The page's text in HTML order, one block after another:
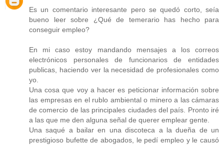
Es un comentario interesante pero se quedó corto, seía
bueno leer sobre ¿Qué de temerario has hecho para
conseguir empleo?
En mi caso estoy mandando mensajes a los correos
electrónicos personales de funcionarios de entidades
publicas, haciendo ver la necesidad de profesionales como
yo.
Una cosa que voy a hacer es peticionar información sobre
las empresas en el rublo ambiental o minero a las cámaras
de comercio de las principales ciudades del país. Pronto iré
a las que me den alguna señal de querer emplear gente.
Una saqué a bailar en una discoteca a la dueña de un
prestigioso bufette de abogados, le pedí empleo y le causó